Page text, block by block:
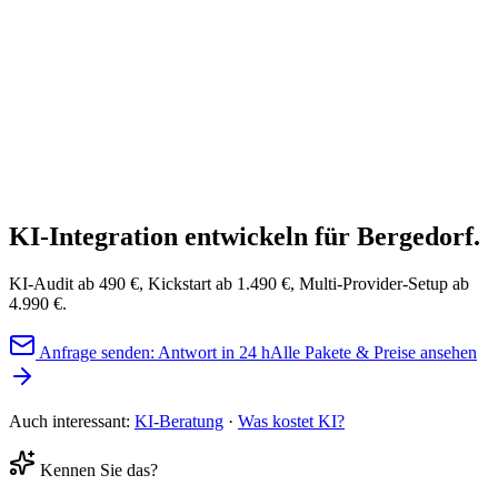
KI-Integration entwickeln für Bergedorf.
KI-Audit ab 490 €, Kickstart ab 1.490 €, Multi-Provider-Setup ab
4.990 €.
Anfrage senden: Antwort in 24 hAlle Pakete & Preise ansehen
Auch interessant: KI-Beratung · Was kostet KI?
Kennen Sie das?